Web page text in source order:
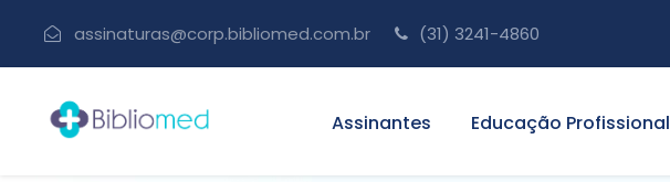
assinaturas@corp.bibliomed.com.br (31) 3241-4860
Assinantes Educação Profissional